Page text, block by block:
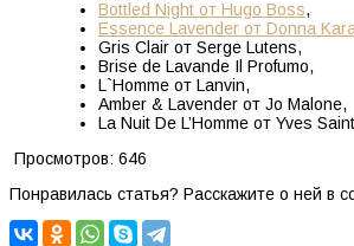
Bottled Night от Hugo Boss,
Essence Lavender от Donna
Gris Clair от Serge Lutens,
Brise de Lavande Il Profumo,
L`Homme от Lanvin,
Amber & Lavender от Jo Malone,
La Nuit De L’Homme от Yves
Просмотров: 646
Понравилась статья? Расскажите о ней в